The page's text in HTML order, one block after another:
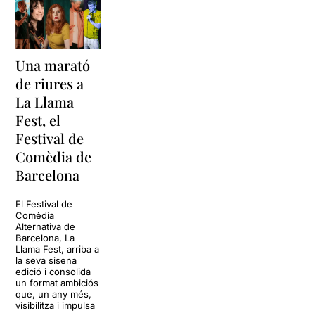
Una marató
de riures a
La Llama
Fest, el
Festival de
Comèdia de
Barcelona
El Festival de
Comèdia
Alternativa de
Barcelona, La
Llama Fest, arriba a
la seva sisena
edició i consolida
un format ambiciós
que, un any més,
visibilitza i impulsa